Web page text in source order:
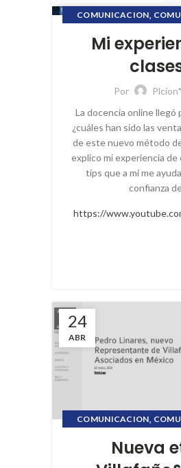
COMUNICACION,
ETHICSMATTER,
INFORMACIÓN
PUBLIC RELATIONS
STORYTELLING,
Mi
Por
La docencia online llegó
¿cuáles han sido las
de este nuevo método
explico mí experiencia
tips que a mi me
confianza
https://
24
ABR
COMUNICACION,
ETHICSMATTER,
Nueva